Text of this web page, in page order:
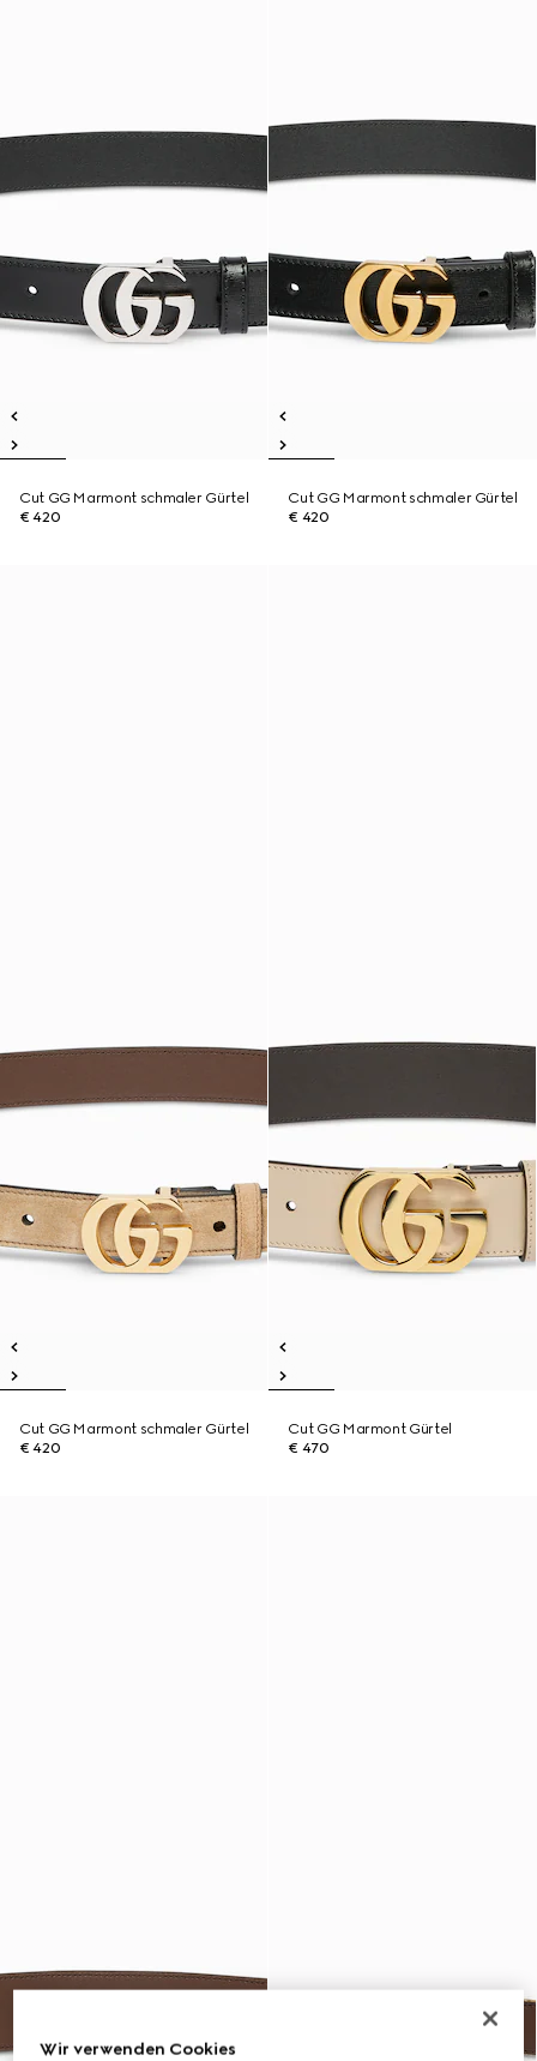
Cut GG Marmont schmaler Gürtel
€ 420
Cut GG Marmont schmaler Gürtel
€ 420
Cut GG Marmont schmaler Gürtel
€ 420
Cut GG Marmont Gürtel
€ 470
Wir verwenden Cookies